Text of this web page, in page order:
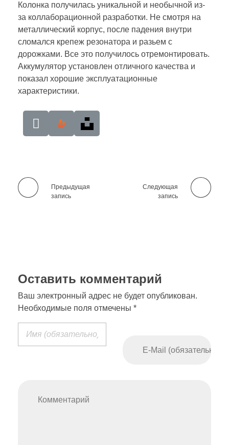
Колонка получилась уникальной и необычной из-
за коллаборационной разработки. Не смотря на
металлический корпус, после падения внутри
сломался крепеж резонатора и разьем с
дорожками. Все это получилось отремонтировать.
Аккумулятор установлен отличного качества и
показал хорошие эксплуатационные
характеристики.
Предыдущая
запись
Следующая
запись
Оставить комментарий
Ваш электронный адрес не будет опубликован.
Необходимые поля отмечены *